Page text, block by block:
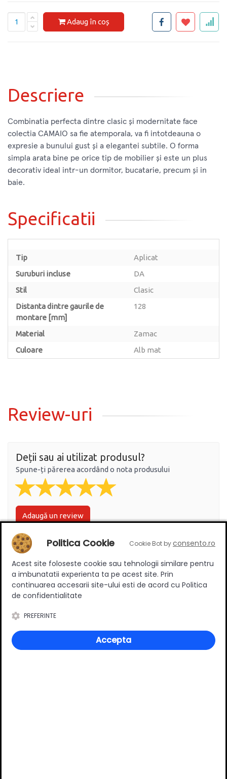
Adaug în coș
Descriere
Combinatia perfecta dintre clasic și modernitate face
colectia CAMAIO sa fie atemporala, va fi intotdeauna o
expresie a bunului gust și a elegantei subtile. O forma
simpla arata bine pe orice tip de mobilier și este un plus
decorativ ideal intr-un dormitor, bucatarie, precum și in
baie.
Specificatii
Tip
Aplicat
Suruburi incluse
DA
Stil
Clasic
Distanta dintre gaurile de
montare [mm]
128
Material
Zamac
Culoare
Alb mat
Review-uri
Deții sau ai utilizat produsul?
Spune-ți părerea acordând o nota produsului
Adaugă un review
Ratingul general al produsului
Întrebări și răspunsuri
Politica Cookie Cookie Bot byconsento.ro
Acest site foloseste cookie sau tehnologii similare pentru
a imbunatatii experienta ta pe acest site. Prin
continuarea accesarii site-ului esti de acord cu Politica
de confidentialitate
PREFERINTE
Accepta